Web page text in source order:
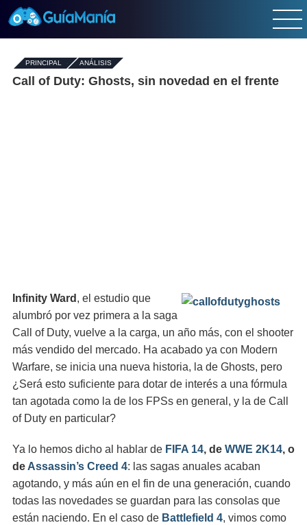
PRINCIPAL - ANÁLISIS
Call of Duty: Ghosts, sin novedad en el frente
Infinity Ward , el estudio que
alumbró por vez primera a la saga
Call of Duty, vuelve a la carga, un año más, con el shooter
más vendido del mercado. Ha acabado ya con Modern
Warfare, se inicia una nueva historia, la de Ghosts, pero
¿Será esto suficiente para dotar de interés a una fórmula
tan agotada como la de los FPSs en general, y la de Call
of Duty en particular?
Ya lo hemos dicho al hablar de FIFA 14, de WWE 2K14, o
de Assassin’s Creed 4: las sagas anuales acaban
agotando, y más aún en el fin de una generación, cuando
todas las novedades se guardan para las consolas que
están naciendo. En el caso de Battlefield 4, vimos como